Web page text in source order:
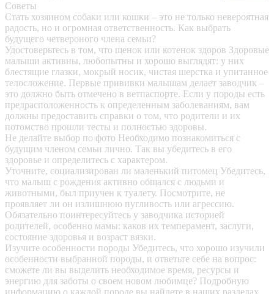
Советы
Стать хозяином собаки или кошки – это не только невероятная
радость, но и огромная ответственность. Как выбрать
будущего четвероного члена семьи?
Удостоверьтесь в том, что щенок или котенок здоров Здоровые
малыши активны, любопытны и хорошо выглядят: у них
блестящие глазки, мокрый носик, чистая шерстка и упитанное
телосложение. Первые прививки малышам делает заводчик –
это должно быть отмечено в ветпаспорте. Если у породы есть
предрасположенность к определенным заболеваниям, вам
должны предоставить справки о том, что родители и их
потомство прошли тесты и полностью здоровы.
Не делайте выбор по фото Необходимо познакомиться с
будущим членом семьи лично. Так вы убедитесь в его
здоровье и определитесь с характером.
Уточните, социализирован ли маленький питомец Убедитесь,
что малыш с рождения активно общался с людьми и
животными, был приучен к туалету. Посмотрите, не
проявляет ли он излишнюю пугливость или агрессию.
Обязательно поинтересуйтесь у заводчика историей
родителей, особенно мамы: каков их темперамент, заслуги,
состояние здоровья и возраст вязки.
Изучите особенности породы Убедитесь, что хорошо изучили
особенности выбранной породы, и ответьте себе на вопрос:
сможете ли вы выделить необходимое время, ресурсы и
энергию для заботы о своем новом любимце? Подробную